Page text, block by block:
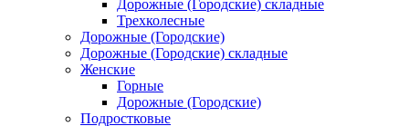
Дорожные (Городские) складные
Трехколесные
Дорожные (Городские)
Дорожные (Городские) складные
Женские
Горные
Дорожные (Городские)
Подростковые